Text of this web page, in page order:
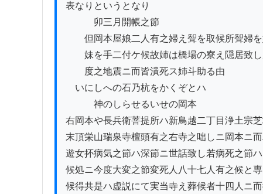
表なりというとなり
卯三月開帳之節
但岡本屋娘二人有之婦え聟を取候所聟婦を
妹を手二付ケ候故姉は橋場の寮え隠居致し
度之地震ニ而皆潰死ス姉斗助る由
いにしへの石乃杭をかくぞとハ
神のしらせるいせの岡本
右岡本や長兵衛菩提所ハ新鳥越二丁目浄土宗
末頂栄山瑞泉寺檀頭有之右寺之咄しニ岡本ニ而
遊女抔病気之節ハ深節ニ世話致し若病死之節
候処ニ今度大変之節変死人八十七人有之候と
候得共是ハ虚説にて実当寺え葬候者十四人ニ